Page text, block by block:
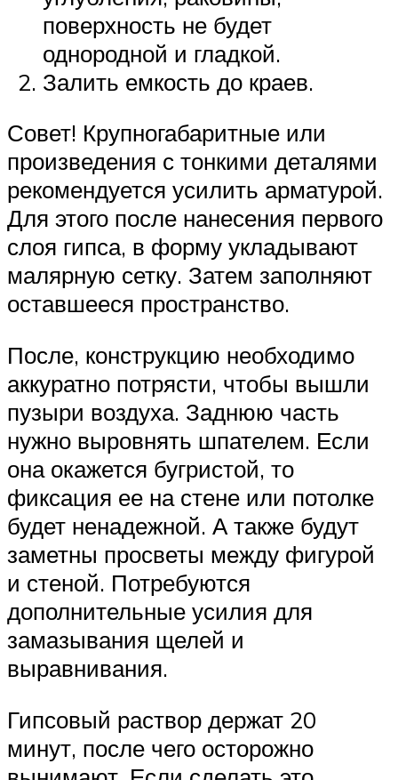
поверхность не будет
однородной и гладкой.
Залить емкость до краев.
Совет! Крупногабаритные или
произведения с тонкими деталями
рекомендуется усилить арматурой.
Для этого после нанесения первого
слоя гипса, в форму укладывают
малярную сетку. Затем заполняют
оставшееся пространство.
После, конструкцию необходимо
аккуратно потрясти, чтобы вышли
пузыри воздуха. Заднюю часть
нужно выровнять шпателем. Если
она окажется бугристой, то
фиксация ее на стене или потолке
будет ненадежной. А также будут
заметны просветы между фигурой
и стеной. Потребуются
дополнительные усилия для
замазывания щелей и
выравнивания.
Гипсовый раствор держат 20
минут, после чего осторожно